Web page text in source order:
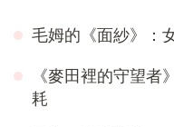
毛姆的《面紗》：
《麥田裡的守望
耗